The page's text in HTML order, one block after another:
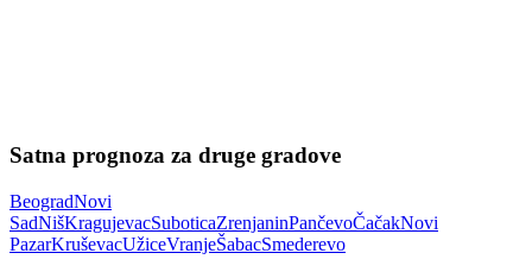
Satna prognoza za druge gradove
BeogradNovi
SadNišKragujevacSuboticaZrenjaninPančevoČačakNovi
PazarKruševacUžiceVranjeŠabacSmederevo